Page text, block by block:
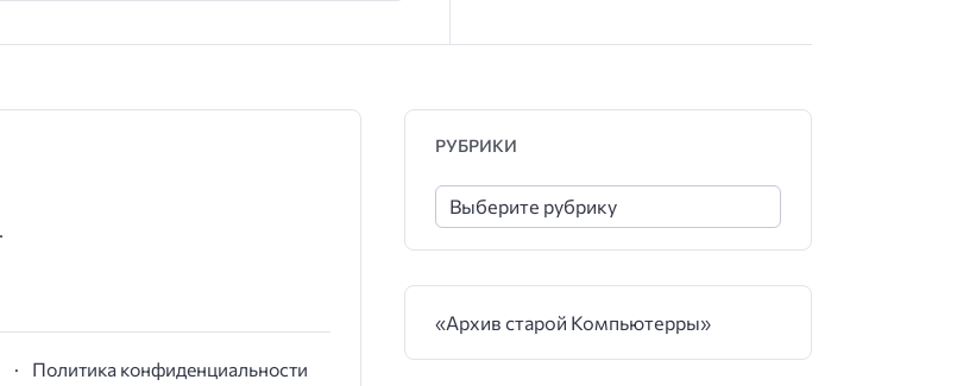
Политика конфиденциальности
РУБРИКИ
«Архив старой Компьютерры»